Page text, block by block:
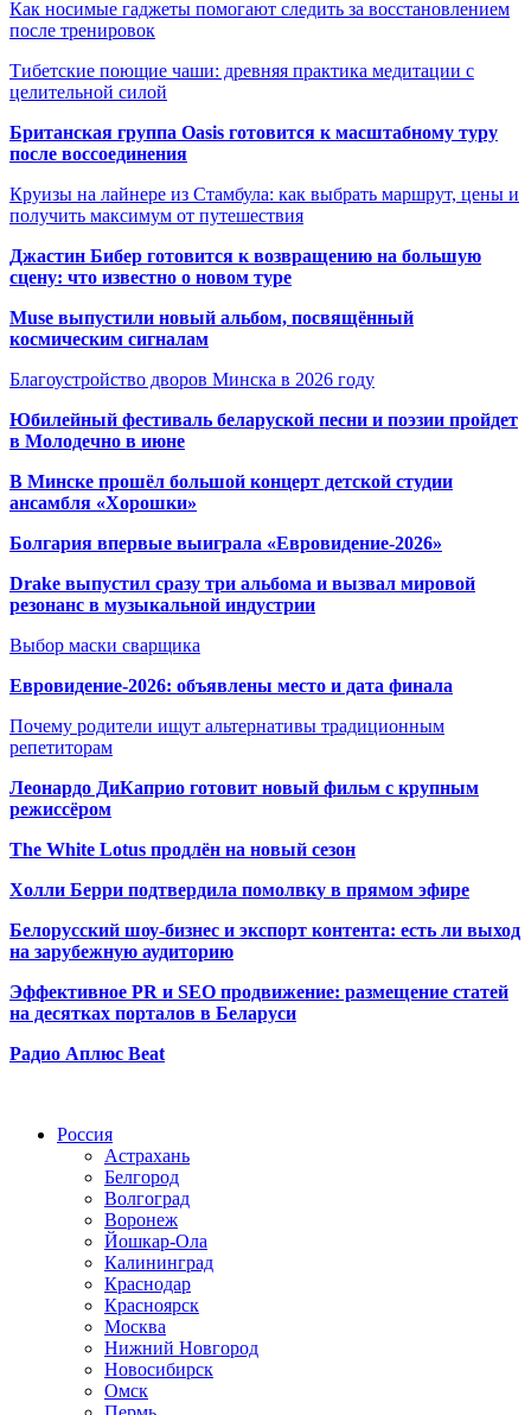
Как носимые гаджеты помогают следить за восстановлением
после тренировок
Тибетские поющие чаши: древняя практика медитации с
целительной силой
Британская группа Oasis готовится к масштабному туру
после воссоединения
Круизы на лайнере из Стамбула: как выбрать маршрут, цены и
получить максимум от путешествия
Джастин Бибер готовится к возвращению на большую
сцену: что известно о новом туре
Muse выпустили новый альбом, посвящённый
космическим сигналам
Благоустройство дворов Минска в 2026 году
Юбилейный фестиваль беларуской песни и поэзии пройдет
в Молодечно в июне
В Минске прошёл большой концерт детской студии
ансамбля «Хорошки»
Болгария впервые выиграла «Евровидение-2026»
Drake выпустил сразу три альбома и вызвал мировой
резонанс в музыкальной индустрии
Выбор маски сварщика
Евровидение-2026: объявлены место и дата финала
Почему родители ищут альтернативы традиционным
репетиторам
Леонардо ДиКаприо готовит новый фильм с крупным
режиссёром
The White Lotus продлён на новый сезон
Холли Берри подтвердила помолвку в прямом эфире
Белорусский шоу-бизнес и экспорт контента: есть ли выход
на зарубежную аудиторию
Эффективное PR и SEO продвижение: размещение статей
на десятках порталов в Беларуси
Радио Аплюс Beat
Россия
Астрахань
Белгород
Волгоград
Воронеж
Йошкар-Ола
Калининград
Краснодар
Красноярск
Москва
Нижний Новгород
Новосибирск
Омск